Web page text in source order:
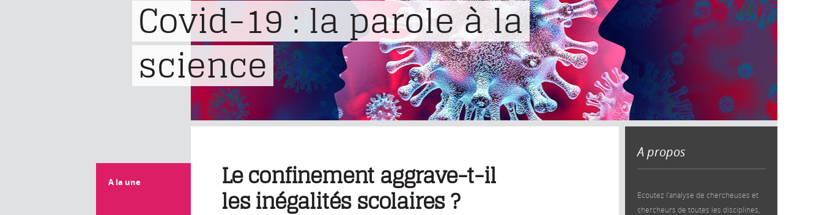
Covid-19 : la parole à la
science
A propos
Ecoutez l'analyse de chercheuses et
chercheurs de toutes les disciplines,
A la une
Le confinement aggrave-t-il
les inégalités scolaires ?